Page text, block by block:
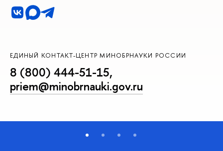
ЕДИНЫЙ КОНТАКТ-ЦЕНТР МИНОБРНАУКИ РОССИИ
8 (800) 444-51-15,
priem@minobrnauki.gov.ru